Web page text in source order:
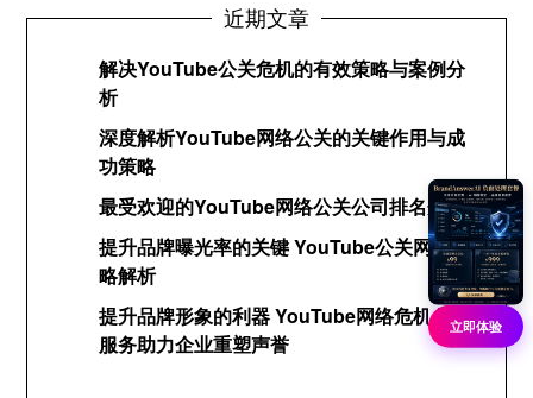
近期文章
解决YouTube公关危机的有效策略与案例分
析
深度解析YouTube网络公关的关键作用与成
功策略
最受欢迎的YouTube网络公关公司排名分析
提升品牌曝光率的关键 YouTube公关网络策
略解析
提升品牌形象的利器 YouTube网络危机公关
服务助力企业重塑声誉
立即体验